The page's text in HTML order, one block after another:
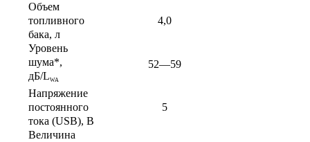
Объем
топливного
бака, л
4,0
Уровень
шума*,
дБ/LWA
52—59
Напряжение
постоянного
тока (USB), В
5
Величина